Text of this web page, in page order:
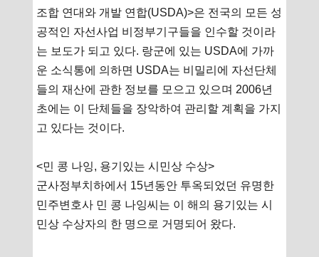
조합 연대와 개발 연합(USDA)>은 전국의 모든 성
공적인 자선사업 비정부기구들을 인수할 것이라
는 보도가 되고 있다. 랑군에 있는 USDA에 가까
운 소식통에 의하면 USDA는 비밀리에 자선단체
들의 재산에 관한 정보를 모으고 있으며 2006년
초에는 이 단체들을 장악하여 관리할 계획을 가지
고 있다는 것이다.
<민 콩 나잉, 용기있는 시민상 수상>
군사정부치하에서 15년동안 투옥되었던 유명한
민주변호사 민 콩 나잉씨는 이 해의 용기있는 시
민상 수상자의 한 명으로 거명되어 왔다.